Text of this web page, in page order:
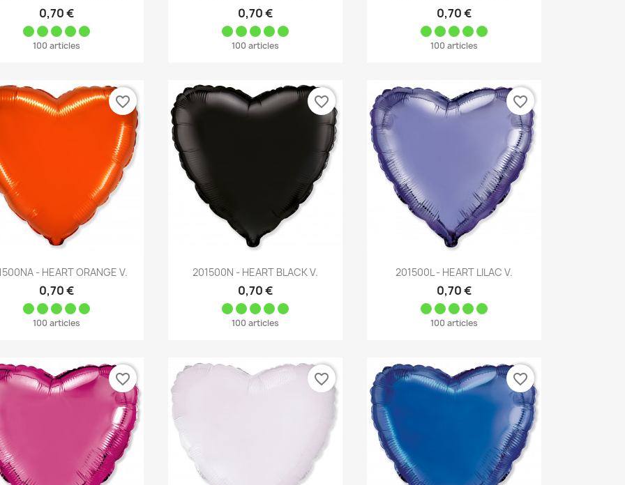
0,70 €
100 articles
0,70 €
100 articles
0,70 €
100 articles
Aperçu rapide
- HEART ORANGE V.
0,70 €
100 articles
favorite_border
Aperçu rapide
201500N - HEART BLACK V.
0,70 €
100 articles
favorite_border
Aperçu rapide
201500L - HEART LILAC V.
0,70 €
100 articles
favorite_border
favorite_border favorite_border favorite_border